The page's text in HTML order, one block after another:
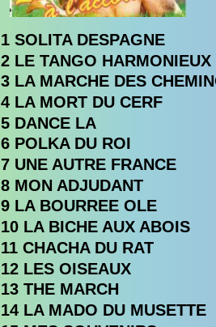
1 SOLITA DESPAGNE
2 LE TANGO HARMONIEUX
3 LA MARCHE DES
4 LA MORT DU CERF
5 DANCE LA
6 POLKA DU ROI
7 UNE AUTRE FRANCE
8 MON ADJUDANT
9 LA BOURREE OLE
10 LA BICHE AUX ABOIS
11 CHACHA DU RAT
12 LES OISEAUX
13 THE MARCH
14 LA MADO DU MUSETTE